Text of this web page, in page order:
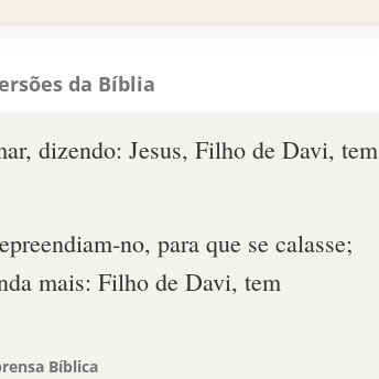
da Bíblia
dizendo: Jesus, Filho de Davi, tem
no, para que se calasse;
mais: Filho de Davi, tem
Bíblica